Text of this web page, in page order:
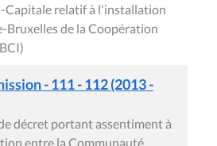
Capitale relatif à l'installation
Bruxelles de la Coopération
- 111 - 112 (2013 -
décret portant assentiment à
entre la Communauté